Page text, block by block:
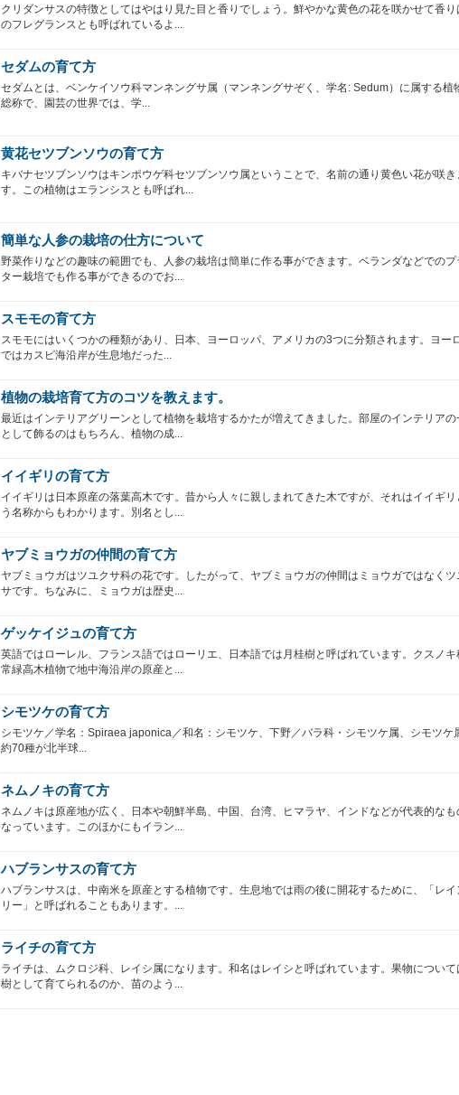
クリダンサスの特徴としてはやはり見た目と香りでしょう。鮮やかな黄色の花を咲かせて香り
のフレグランスとも呼ばれているよ...
セダムの育て方
セダムとは、ベンケイソウ科マンネングサ属（マンネングサぞく、学名: Sedum）に属する植
総称で、園芸の世界では、学...
黄花セツブンソウの育て方
キバナセツブンソウはキンポウゲ科セツブンソウ属ということで、名前の通り黄色い花が咲き
す。この植物はエランシスとも呼ばれ...
簡単な人参の栽培の仕方について
野菜作りなどの趣味の範囲でも、人参の栽培は簡単に作る事ができます。ベランダなどでのプ
ター栽培でも作る事ができるのでお...
スモモの育て方
スモモにはいくつかの種類があり、日本、ヨーロッパ、アメリカの3つに分類されます。ヨー
ではカスピ海沿岸が生息地だった...
植物の栽培育て方のコツを教えます。
最近はインテリアグリーンとして植物を栽培するかたが増えてきました。部屋のインテリアの
として飾るのはもちろん、植物の成...
イイギリの育て方
イイギリは日本原産の落葉高木です。昔から人々に親しまれてきた木ですが、それはイイギリ
う名称からもわかります。別名とし...
ヤブミョウガの仲間の育て方
ヤブミョウガはツユクサ科の花です。したがって、ヤブミョウガの仲間はミョウガではなくツ
サです。ちなみに、ミョウガは歴史...
ゲッケイジュの育て方
英語ではローレル、フランス語ではローリエ、日本語では月桂樹と呼ばれています。クスノキ
常緑高木植物で地中海沿岸の原産と...
シモツケの育て方
シモツケ／学名：Spiraea japonica／和名：シモツケ、下野／バラ科・シモツケ属、シモツケ
約70種が北半球...
ネムノキの育て方
ネムノキは原産地が広く、日本や朝鮮半島、中国、台湾、ヒマラヤ、インドなどが代表的なも
なっています。このほかにもイラン...
ハブランサスの育て方
ハブランサスは、中南米を原産とする植物です。生息地では雨の後に開花するために、「レイ
リー」と呼ばれることもあります。...
ライチの育て方
ライチは、ムクロジ科、レイシ属になります。和名はレイシと呼ばれています。果物について
樹として育てられるのか、苗のよう...